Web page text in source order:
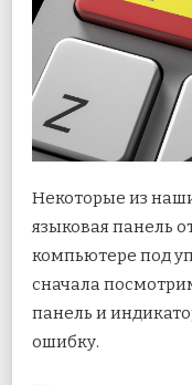
Некоторые из
языковая панель
компьютере под
сначала
панель и
ошибку.